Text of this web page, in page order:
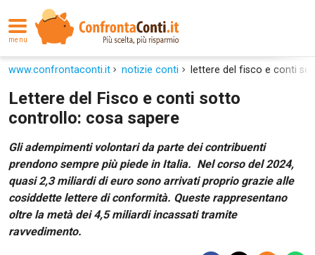
menu
www.confrontaconti.it notizie conti lettere del fisco e conti
Lettere del Fisco e conti sotto
controllo: cosa sapere
Gli adempimenti volontari da parte dei contribuenti
prendono sempre più piede in Italia. Nel corso del 2024,
quasi 2,3 miliardi di euro sono arrivati proprio grazie alle
cosiddette lettere di conformità. Queste rappresentano
oltre la metà dei 4,5 miliardi incassati tramite
ravvedimento.